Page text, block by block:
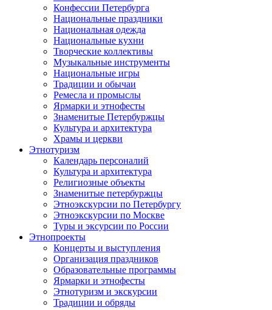
Конфессии Петербурга
Национальные праздники
Национальная одежда
Национальные кухни
Творческие коллективы
Музыкальные инструменты
Национальные игры
Традиции и обычаи
Ремесла и промыслы
Ярмарки и этнофесты
Знаменитые Петербуржцы
Культура и архитектура
Храмы и церкви
Этнотуризм
Календарь персоналий
Культура и архитектура
Религиозные объекты
Знаменитые петербуржцы
Этноэкскурсии по Петербургу
Этноэкскурсии по Москве
Туры и эксурсии по России
Этнопроекты
Концерты и выступления
Организация праздников
Образовательные программы
Ярмарки и этнофесты
Этнотуризм и экскурсии
Традиции и обряды